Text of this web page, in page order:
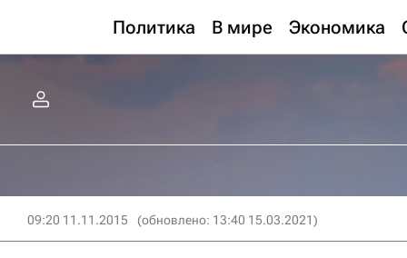
Политика В мире Экономика
09:20 11.11.2015 (обновлено: 13:40 15.03.2021)